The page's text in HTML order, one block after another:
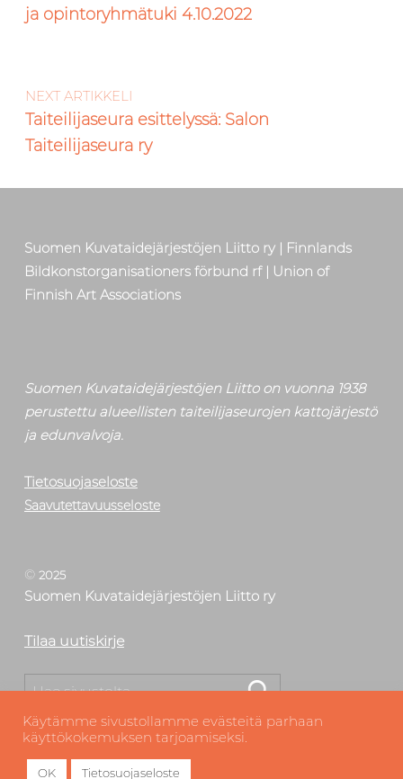
ja opintoryhmätuki 4.10.2022
NEXT ARTIKKELI
Taiteilijaseura esittelyssä: Salon
Taiteilijaseura ry
Suomen Kuvataidejärjestöjen Liitto ry | Finnlands
Bildkonstorganisationers förbund rf | Union of
Finnish Art Associations
Suomen Kuvataidejärjestöjen Liitto on vuonna 1938
perustettu alueellisten taiteilijaseurojen kattojärjestö
ja edunvalvoja.
Tietosuojaseloste
Saavutettavuusseloste
© 2025
Suomen Kuvataidejärjestöjen Liitto ry
Tilaa uutiskirje
Etsi
Käytämme sivustollamme evästeitä parhaan
käyttökokemuksen tarjoamiseksi.
OK Tietosuojaseloste